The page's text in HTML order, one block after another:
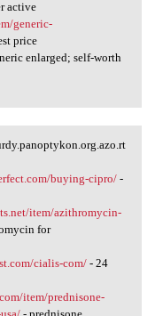
active
generic-
price
enlarged; self-worth
buying-cipro/-
item/azithromycin-
for
cialis-com/- 24
item/prednisone-